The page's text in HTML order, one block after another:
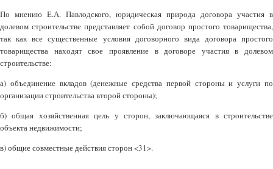
По мнению Е.А. Павлодского, юридическая природа договора участия в
долевом строительстве представляет собой договор простого товарищества,
так как все существенные условия договорного вида договора простого
товарищества находят свое проявление в договоре участия в долевом
строительстве:
а) объединение вкладов (денежные средства первой стороны и услуги по
организации строительства второй стороны);
б) общая хозяйственная цель у сторон, заключающаяся в строительстве
объекта недвижимости;
в) общие совместные действия сторон <31>.